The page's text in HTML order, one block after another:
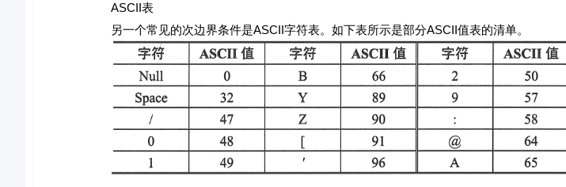
ASCII表
另一个常见的次边界条件是ASCII字符表。如下表所示是部分ASCII值表的清单。